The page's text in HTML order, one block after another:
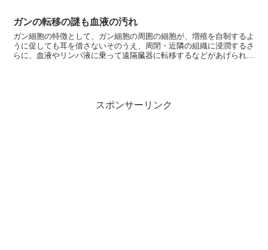
ガンの転移の謎も血液の汚れ
ガン細胞の特徴として、ガン細胞の周囲の細胞が、増殖を自制するよ
うに促しても耳を借さないそのうえ、周閉・近隣の組織に浸潤するさ
らに、血液やリンパ液に乗って遠隔臓器に転移するなどがあげられま
スポンサーリンク